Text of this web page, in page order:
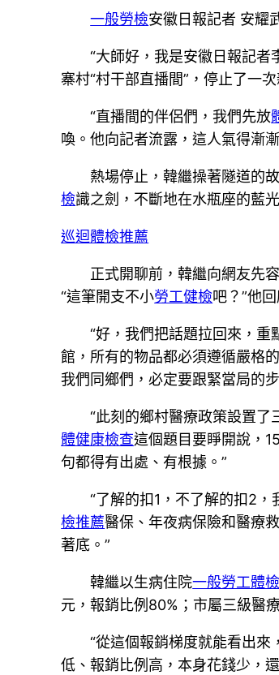
一般勞檢安徽日報記者 安耀
“大師好，我是安徽日報記
寨村“村干部直播間”，停止了一
“直播間的伴侶們，我們先放
喚。他向記者流露，這人氣得漸
熱場停止，韓繼操著隧道的
檢識之劍，不斷地在水瓶座的藍
巡迴體檢推薦
正式開聊前，韓繼向網友先
“這筆開支不小勞工健檢吧？”他
“好，我們把話題拉回來，
館，所有的物品都必須遵循嚴格
我們同鄉們，必定要跟緊當局的
“此刻的鄉村醫療政策設置了
體健康檢查這個題目要睜開說，
句都得有出處、有根據。”
“了解的扣1，不了解的扣2，
檢推薦醫保、年夜病保險和醫療
著底。”
韓繼以生病住院一般勞工體
元，報銷比例80%；市屬三級醫
“從這個報銷梯度就能看出來
低、報銷比例高，本身花錢少，